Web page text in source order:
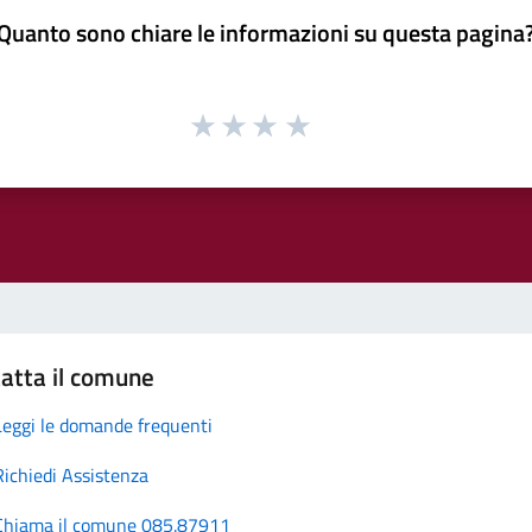
sono chiare le informazioni su questa
il comune
le domande frequenti
Assistenza
il comune 085.87911